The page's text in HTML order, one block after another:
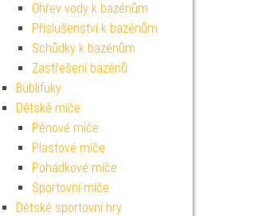
Ohřev vody k bazénům
Příslušenství k bazénům
Schůdky k bazénům
Zastřešení bazénů
Bublifuky
Dětské míče
Pěnové míče
Plastové míče
Pohádkové míče
Sportovní míče
Dětské sportovní hry